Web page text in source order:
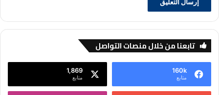
تابعنا من خلال منصات التواصل
160k
متابع
1,869
متابع